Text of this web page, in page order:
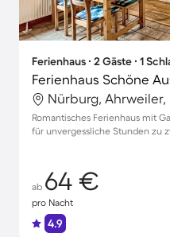
Ferienhaus ∙ 2 Gäste ∙ 1
Ferienhaus Schöne
Nürburg,
Romantisches Ferienhaus mit
für unvergessliche Stunden zu
ab 64 €
pro Nacht
4.9